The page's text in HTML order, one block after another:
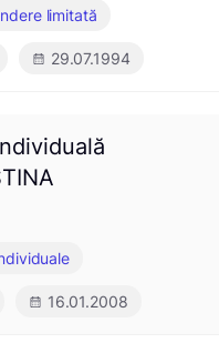
limitată
29.07.1994
16.01.2008